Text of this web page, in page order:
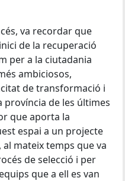
va recordar que
de la recuperació
per a la ciutadania
ambiciosos,
de transformació i
província de les últimes
que aporta la
espai a un projecte
mateix temps que va
de selecció i per
que a ell es van